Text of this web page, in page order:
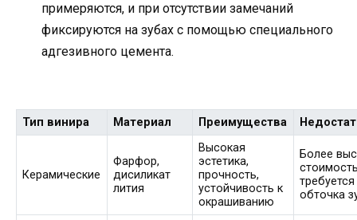
примеряются, и при отсутствии замечаний
фиксируются на зубах с помощью специального
адгезивного цемента.
Тип винира Материал Преимущества
Керамические
Фарфор,
дисиликат
лития
Высокая
эстетика,
прочность,
устойчивость к
окрашиванию
Более
требуется
обточка